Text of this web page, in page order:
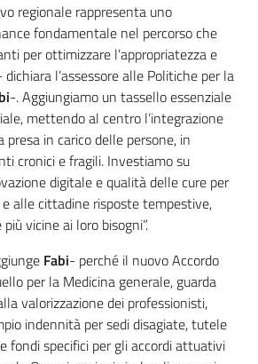
regionale rappresenta uno
fondamentale nel percorso che
per ottimizzare l’appropriatezza e
dichiara l’assessore alle Politiche per la
-. Aggiungiamo un tassello essenziale
mettendo al centro l’integrazione
in carico delle persone, in
cronici e fragili. Investiamo su
digitale e qualità delle cure per
alle cittadine risposte tempestive,
vicine ai loro bisogni”.
Fabi- perché il nuovo Accordo
per la Medicina generale, guarda
valorizzazione dei professionisti,
indennità per sedi disagiate, tutele
fondi specifici per gli accordi attuativi